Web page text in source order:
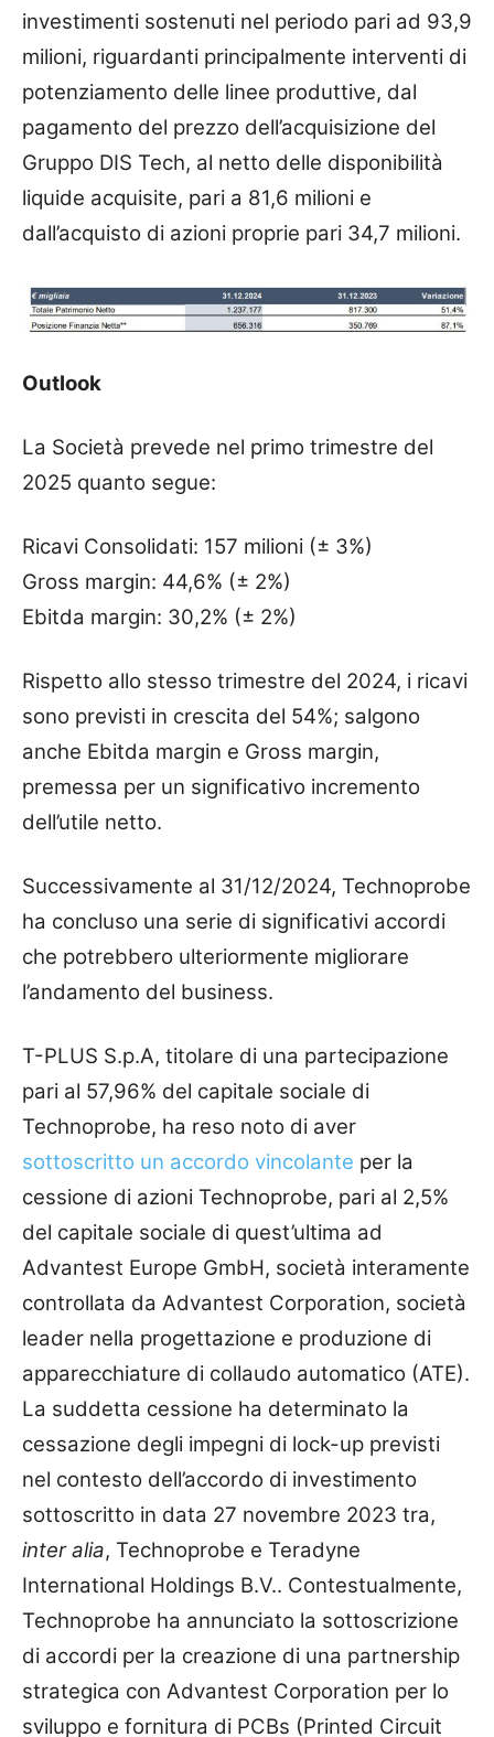
investimenti sostenuti nel periodo pari ad 93,9
milioni, riguardanti principalmente interventi di
potenziamento delle linee produttive, dal
pagamento del prezzo dell’acquisizione del
Gruppo DIS Tech, al netto delle disponibilità
liquide acquisite, pari a 81,6 milioni e
dall’acquisto di azioni proprie pari 34,7 milioni.
Outlook
La Società prevede nel primo trimestre del
2025 quanto segue:
Ricavi Consolidati: 157 milioni (± 3%)
Gross margin: 44,6% (± 2%)
Ebitda margin: 30,2% (± 2%)
Rispetto allo stesso trimestre del 2024, i ricavi
sono previsti in crescita del 54%; salgono
anche Ebitda margin e Gross margin,
premessa per un significativo incremento
dell’utile netto.
Successivamente al 31/12/2024, Technoprobe
ha concluso una serie di significativi accordi
che potrebbero ulteriormente migliorare
l’andamento del business.
T-PLUS S.p.A, titolare di una partecipazione
pari al 57,96% del capitale sociale di
Technoprobe, ha reso noto di aver
sottoscritto un accordo vincolante per la
cessione di azioni Technoprobe, pari al 2,5%
del capitale sociale di quest’ultima ad
Advantest Europe GmbH, società interamente
controllata da Advantest Corporation, società
leader nella progettazione e produzione di
apparecchiature di collaudo automatico (ATE).
La suddetta cessione ha determinato la
cessazione degli impegni di lock-up previsti
nel contesto dell’accordo di investimento
sottoscritto in data 27 novembre 2023 tra,
inter alia, Technoprobe e Teradyne
International Holdings B.V.. Contestualmente,
Technoprobe ha annunciato la sottoscrizione
di accordi per la creazione di una partnership
strategica con Advantest Corporation per lo
sviluppo e fornitura di PCBs (Printed Circuit